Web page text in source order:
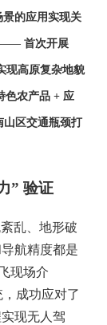
的应用实现关
—— 首次开展
现高原复杂地貌
色农产品 + 应
山区交通瓶颈打
” 验证
乱、地形破
航精度都是
现场介
成功应对了
现无人驾